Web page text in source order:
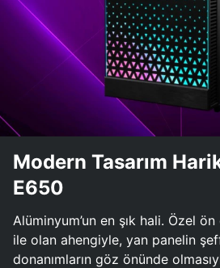
Modern Tasarım
E650
Alüminyum’un en şık hali. Özel ön
ile olan ahengiyle, yan panelin
donanımların göz önünde